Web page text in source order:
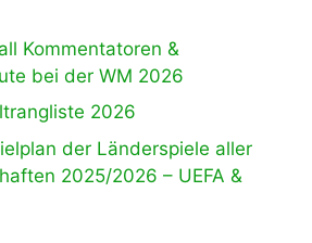
Kommentatoren &
bei der WM 2026
2026
der Länderspiele aller
2025/2026 – UEFA &